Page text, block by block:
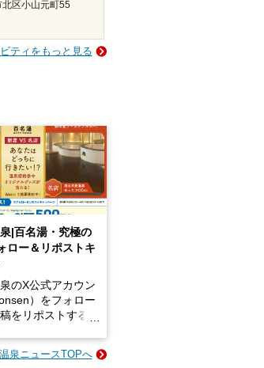
区小山元町55
ティをもっと見る
|百名湯・究極の
ロー＆リポストキ
のX公式アカウン
）をフォロー
をリポストする
分をプレゼントい
泉ニュースTOPへ